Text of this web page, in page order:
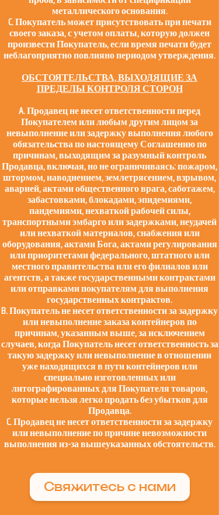
металлического основания.
C. Покупатель может присутствовать при печати
своего заказа, с учетом оплаты, которую должен
произвести Покупатель, если время печати будет
неблагоприятно повлияно периодом утверждения.
ОБСТОЯТЕЛЬСТВА, ВЫХОДЯЩИЕ ЗА
ПРЕДЕЛЫ КОНТРОЛЯ СТОРОН
A. Продавец не несет ответственности перед
Покупателем или любым другим лицом за
невыполнение или задержку выполнения любого
обязательства по настоящему Соглашению по
причинам, выходящим за разумный контроль
Продавца, включая, но не ограничиваясь: пожаром,
штормом, наводнением, землетрясением, взрывом,
аварией, актами общественного врага, саботажем,
забастовками, блокадами, эпидемиями,
пандемиями, нехваткой рабочей силы,
транспортными эмбарго или задержками, неудачей
или нехваткой материалов, снабжения или
оборудования, актами Бога, актами регулирования
или приоритетами федерального, штатного или
местного правительства или его филиалов или
агентств, а также государственными контрактами
или отправками покупателям для выполнения
государственных контрактов.
B. Покупатель не несет ответственности за задержку
или невыполнение заказа контейнеров по
причинам, указанным выше, за исключением
случаев, когда Покупатель несет ответственность за
такую задержку или невыполнение в отношении
уже находящихся в пути контейнеров или
специально изготовленных или
литографированных для Покупателя товаров,
которые нельзя легко продать без убытков для
Продавца.
C. Продавец не несет ответственности за задержку
или невыполнение по причине невозможности
выполнения из-за вышеуказанных обстоятельств.
Свяжитесь с нами